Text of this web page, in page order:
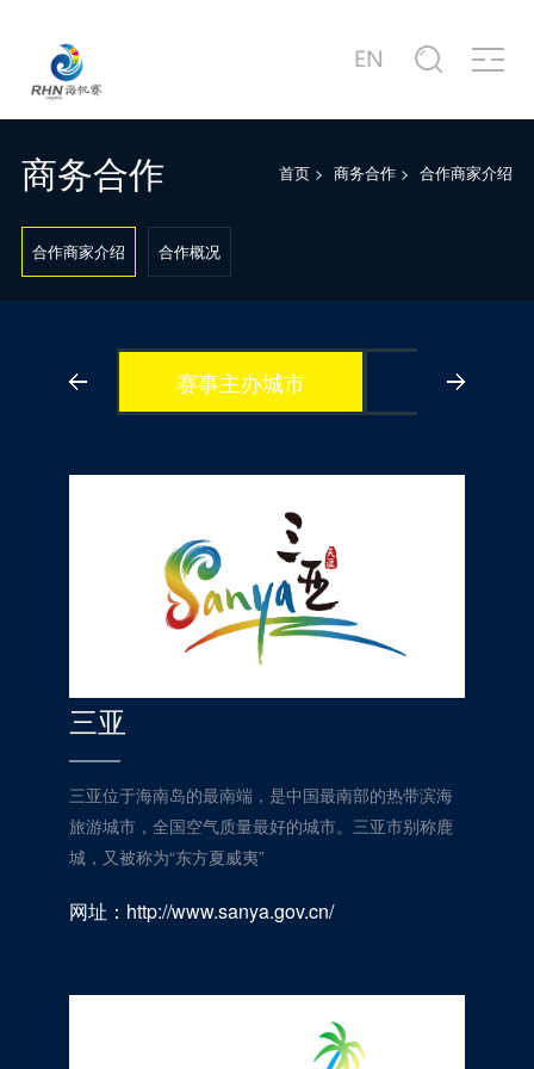
关于赛事
赛事公告
赛事概况
商务合作
合作商家介绍
合作概况
新闻中心
赛事新闻
行业动态
赛事图片
赛事精选
主题活动
赛事视频
赛事专题片
赛事宣传片
服务中心
城市介绍
港口介绍
站点信息
公司简介
发展历程
商务合作 首页 > 商务合作 > 合作商家介绍
合作商家介绍 合作概况
赛事主办城市 合作伙伴
三亚
三亚位于海南岛的最南端，是中国最南部的热带滨海
旅游城市，全国空气质量最好的城市。三亚市别称鹿
城，又被称为“东方夏威夷”
网址：http://www.sanya.gov.cn/